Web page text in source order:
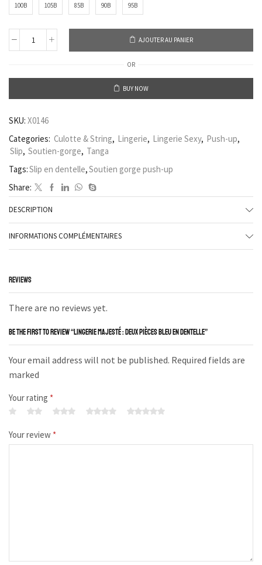
100B 105B 85B 90B 95B
AJOUTER AU PANIER
OR
BUY NOW
SKU: X0146
Categories: Culotte & String, Lingerie, Lingerie Sexy, Push-up,
Slip, Soutien-gorge, Tanga
Tags:Slip en dentelle,Soutien gorge push-up
Share:
DESCRIPTION
INFORMATIONS COMPLÉMENTAIRES
REVIEWS
There are no reviews yet.
BE THE FIRST TO REVIEW “LINGERIE MAJESTÉ : DEUX PIÈCES BLEU EN DENTELLE”
Your email address will not be published. Required fields are
marked
Your rating *
Your review *